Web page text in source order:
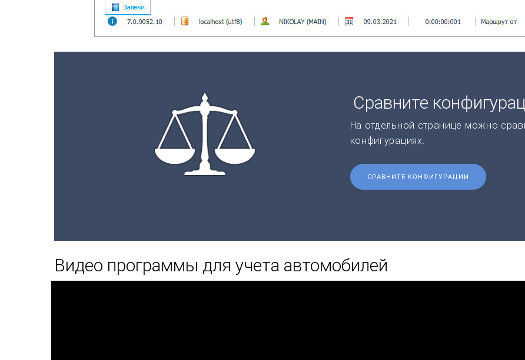
Сравните
На отдельной странице можно
конфигурациях.
СРАВНИТЕ КОНФИГУРАЦИИ
Видео программы для учета автомобилей